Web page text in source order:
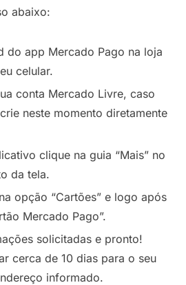
abaixo:
do app Mercado Pago na loja
celular.
conta Mercado Livre, caso
neste momento diretamente
clique na guia “Mais” no
da tela.
opção “Cartões” e logo após
Mercado Pago”.
solicitadas e pronto!
cerca de 10 dias para o seu
informado.